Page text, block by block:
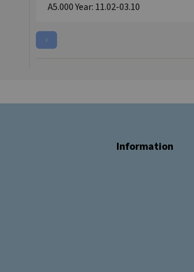
A5.000 Year: 11.02-03.10
‹
Information